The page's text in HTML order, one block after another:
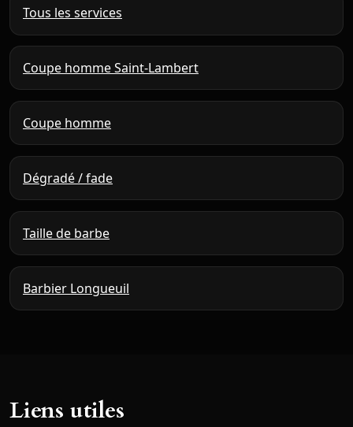
Tous les services
Coupe homme Saint-Lambert
Coupe homme
Dégradé / fade
Taille de barbe
Barbier Longueuil
Liens utiles